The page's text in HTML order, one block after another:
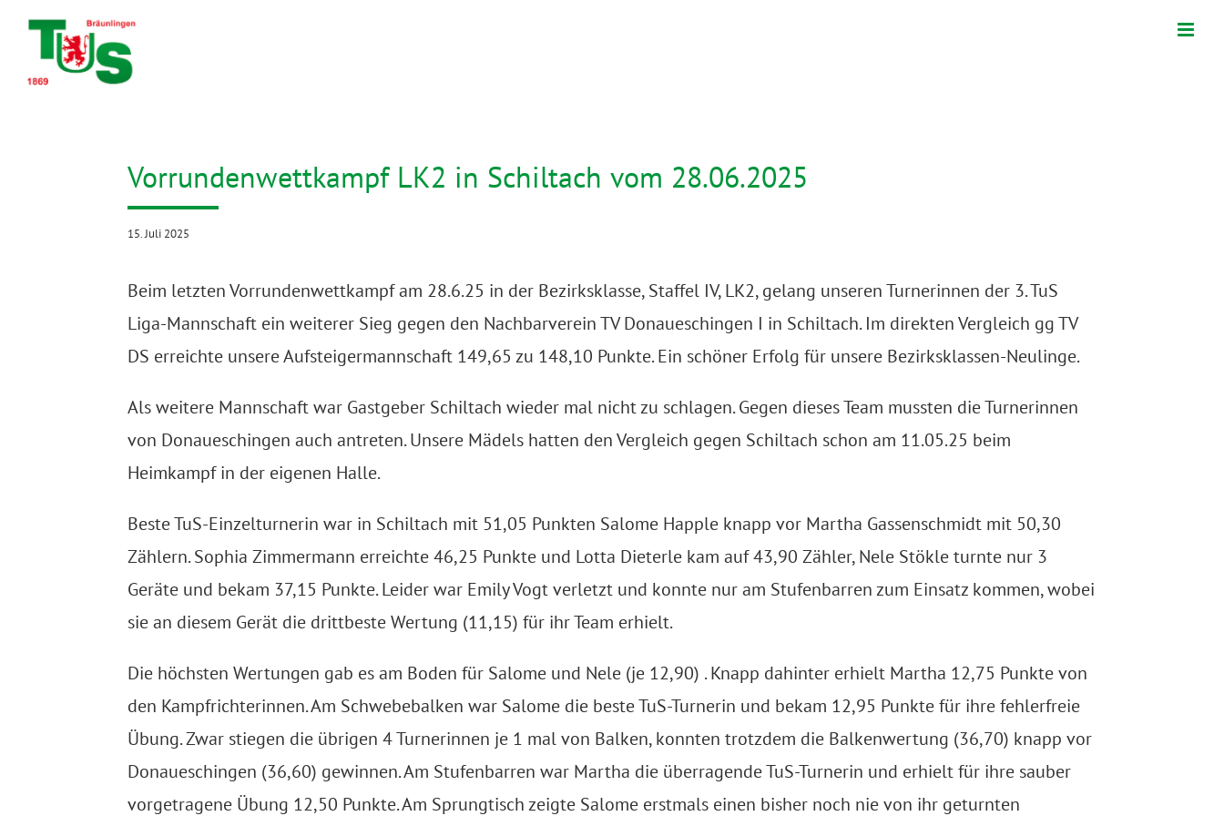
Zum
springen
Vorrundenwettkampf LK2 in Schiltach vom 28.06.2025
15. Juli 2025
Beim letzten Vorrundenwettkampf am 28.6.25 in der Bezirksklasse,Staffel IV, LK2, gelang unseren Turnerinnen der 3. TuS
Liga-Mannschaft ein weiterer Sieg gegen den Nachbarverein TVDonaueschingen I in Schiltach.Im direkten Vergleich gg TV
DS erreichte unsere Aufsteigermannschaft 149,65 zu 148,10 Punkte. Ein schöner Erfolg für unsere Bezirksklassen-Neulinge.
Alsweitere Mannschaft war Gastgeber Schiltach wieder mal nicht zu schlagen. Gegen dieses Team mussten dieTurnerinnen
von Donaueschingen auch antreten.Unsere Mädels hatten den Vergleich gegen Schiltach schon am 11.05.25 beim
Heimkampf in der eigenen Halle.
Beste TuS-Einzelturnerin war in Schiltach mit 51,05 Punkten Salome Happle knapp vor Martha Gassenschmidt mit 50,30
Zählern. Sophia Zimmermann erreichte 46,25 Punkte und Lotta Dieterle kam auf 43,90 Zähler, Nele Stökle turnte nur 3
Geräte und bekam 37,15 Punkte. Leider war Emily Vogt verletzt und konnte nur am Stufenbarren zum Einsatz kommen, wobei
sie an diesem Gerät die drittbeste Wertung (11,15) für ihrTeam erhielt.
Die höchsten Wertungen gab es am Boden für Salome und Nele (je 12,90) . Knapp dahinter erhielt Martha 12,75 Punkte von
den Kampfrichterinnen.Am Schwebebalken war Salome die beste TuS-Turnerin und bekam 12,95 Punkte für ihre fehlerfreie
Übung. Zwar stiegen die übrigen 4 Turnerinnen je 1 mal von Balken,konnten trotzdem die Balkenwertung (36,70) knapp vor
Donaueschingen (36,60) gewinnen.Am Stufenbarren war Martha die überragende TuS-Turnerin und erhielt für ihre sauber
vorgetragene Übung 12,50 Punkte.Am Sprungtisch zeigte Salome erstmals einen bisher noch nie von ihr geturnten